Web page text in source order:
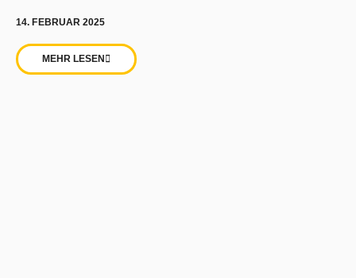
14. FEBRUAR 2025
MEHR LESEN